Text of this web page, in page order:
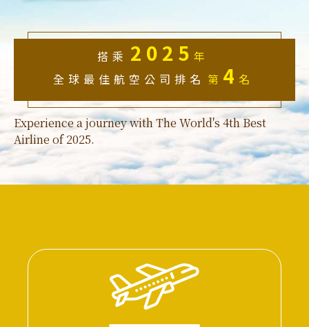
搭乘 2025 年
全球最佳航空公司排名 第 4 名
Experience a journey with The World's 4th Best
Airline of 2025.